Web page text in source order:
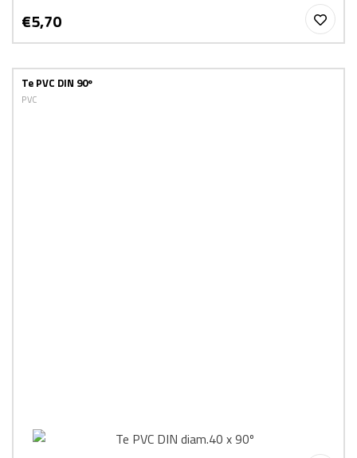
€5,70
Te PVC DIN 90º
PVC